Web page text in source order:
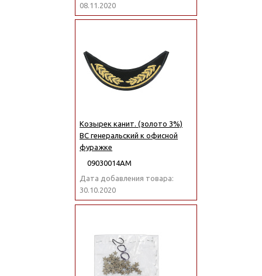
08.11.2020
Козырек канит. (золото 3%)
ВС генеральский к офисной
фуражке
09030014АМ
Дата добавления товара:
30.10.2020